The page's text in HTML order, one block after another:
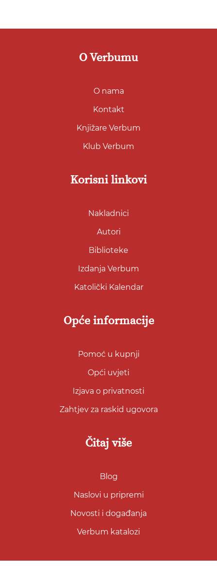
O Verbumu
O nama
Kontakt
Knjižare Verbum
Klub Verbum
Korisni linkovi
Nakladnici
Autori
Biblioteke
Izdanja Verbum
Katolički Kalendar
Opće informacije
Pomoć u kupnji
Opći uvjeti
Izjava o privatnosti
Zahtjev za raskid ugovora
Čitaj više
Blog
Naslovi u pripremi
Novosti i događanja
Verbum katalozi